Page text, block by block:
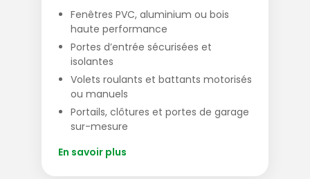
Fenêtres PVC, aluminium ou bois
haute performance
Portes d’entrée sécurisées et
isolantes
Volets roulants et battants motorisés
ou manuels
Portails, clôtures et portes de garage
sur-mesure
En savoir plus